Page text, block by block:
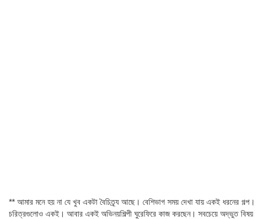
** আমার মনে হয় না যে খুব একটা বৈচিত্র্য আছে। বেশিভাগ সময় দেখা যায় একই ধরনের গল্প।
চরিত্রগুলোও একই। আবার একই অভিনয়শিল্পী ঘুরেফিরে কাজ করছেন। সবচেয়ে অদ্ভুত বিষয়